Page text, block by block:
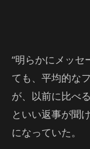
“明らかにメッセ
ても、平均的な
が、以前に比べ
といい返事が聞
になっていた。